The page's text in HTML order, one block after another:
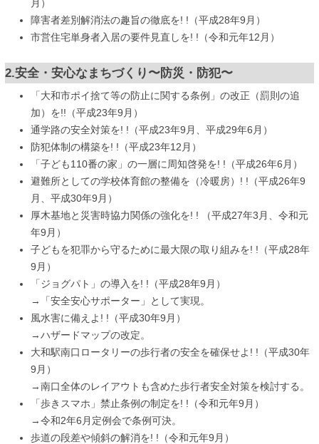
月）
障害者差別解消法の趣旨の徹底を! !（平成28年9月）
市営住宅単身者入居の要件見直しを! !（令和元年12月）
2.安全・安心なまちづくり〜防災・防犯〜
「大和市ポイ捨て等の防止に関する条例」の改正（罰則の追
加）を!!（平成23年9月）
通学路の安全対策を! !（平成23年9月、平成29年6月）
防犯体制の構築を! !（平成23年12月）
「子ども110番の家」の一層に周知啓発を! !（平成26年6月）
避難所としての学校体育館の整備を（冷暖房）! !（平成26年9
月、平成30年9月）
厚木基地と災害時協力関係の強化を! ! （平成27年3月、令和元
年9月）
子どもを犯罪から守るために最大限の取り組みを! !（平成28年
9月）
「ジョグパト」の導入を! !（平成28年9月）
→「安全安心サポーター」として実現。
風水害に備えよ! !（平成30年9月）
→ハザードマップの改定。
大和駅南口ロータリーの歩行者の安全を確保せよ! !（平成30年
9月）
→南口全体のレイアウトも含めた歩行者安全対策を検討する。
「歩きスマホ」禁止条例の制定を! !（令和元年9月）
→令和2年6月定例会で条例可決。
歩道の段差や傾斜の解消を! !（令和元年9月）